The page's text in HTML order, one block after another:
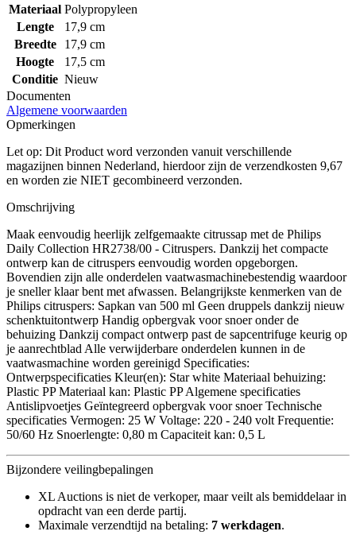
Materiaal Polypropyleen
Lengte
17,9 cm
Breedte
17,9 cm
Hoogte
17,5 cm
Conditie Nieuw
Documenten
Algemene voorwaarden
Opmerkingen
Let op: Dit Product word verzonden vanuit verschillende
magazijnen binnen Nederland, hierdoor zijn de verzendkosten 9,67
en worden zie NIET gecombineerd verzonden.
Omschrijving
Maak eenvoudig heerlijk zelfgemaakte citrussap met de Philips
Daily Collection HR2738/00 - Citruspers. Dankzij het compacte
ontwerp kan de citruspers eenvoudig worden opgeborgen.
Bovendien zijn alle onderdelen vaatwasmachinebestendig waardoor
je sneller klaar bent met afwassen. Belangrijkste kenmerken van de
Philips citruspers: Sapkan van 500 ml Geen druppels dankzij nieuw
schenktuitontwerp Handig opbergvak voor snoer onder de
behuizing Dankzij compact ontwerp past de sapcentrifuge keurig op
je aanrechtblad Alle verwijderbare onderdelen kunnen in de
vaatwasmachine worden gereinigd Specificaties:
Ontwerpspecificaties Kleur(en): Star white Materiaal behuizing:
Plastic PP Materiaal kan: Plastic PP Algemene specificaties
Antislipvoetjes Geïntegreerd opbergvak voor snoer Technische
specificaties Vermogen: 25 W Voltage: 220 - 240 volt Frequentie:
50/60 Hz Snoerlengte: 0,80 m Capaciteit kan: 0,5 L
Bijzondere veilingbepalingen
XL Auctions is niet de verkoper, maar veilt als bemiddelaar in
opdracht van een derde partij.
Maximale verzendtijd na betaling: 7 werkdagen.